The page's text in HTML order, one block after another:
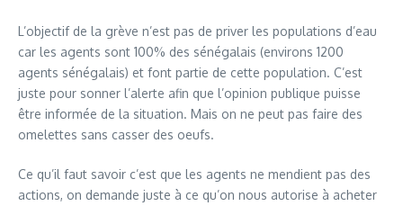
L’objectif de la grève n’est pas de priver les populations d’eau
car les agents sont 100% des sénégalais (environs 1200
agents sénégalais) et font partie de cette population. C’est
juste pour sonner l’alerte afin que l’opinion publique puisse
être informée de la situation. Mais on ne peut pas faire des
omelettes sans casser des oeufs.
Ce qu’il faut savoir c’est que les agents ne mendient pas des
actions, on demande juste à ce qu’on nous autorise à acheter